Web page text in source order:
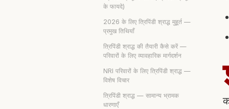
के फायदे)
2026 के लिए त्रिपिंडी श्राद्ध मुहूर्त —
प्रमुख तिथियाँ
त्रिपिंडी श्राद्ध की तैयारी कैसे करें —
परिवारों के लिए व्यावहारिक मार्गदर्शन
NRI परिवारों के लिए त्रिपिंडी श्राद्ध —
विशेष विचार
त्रिपिंडी श्राद्ध — सामान्य भ्रामक
धारणाएँ